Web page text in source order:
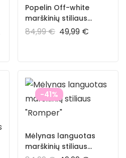
Popelin Off-white
marškinių stiliaus
“Romper” kostiumas
84,99€ 49,99 €
-41%
Mėlynas languotas
marškinių stiliaus